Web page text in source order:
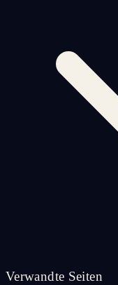
Verwandte Seiten